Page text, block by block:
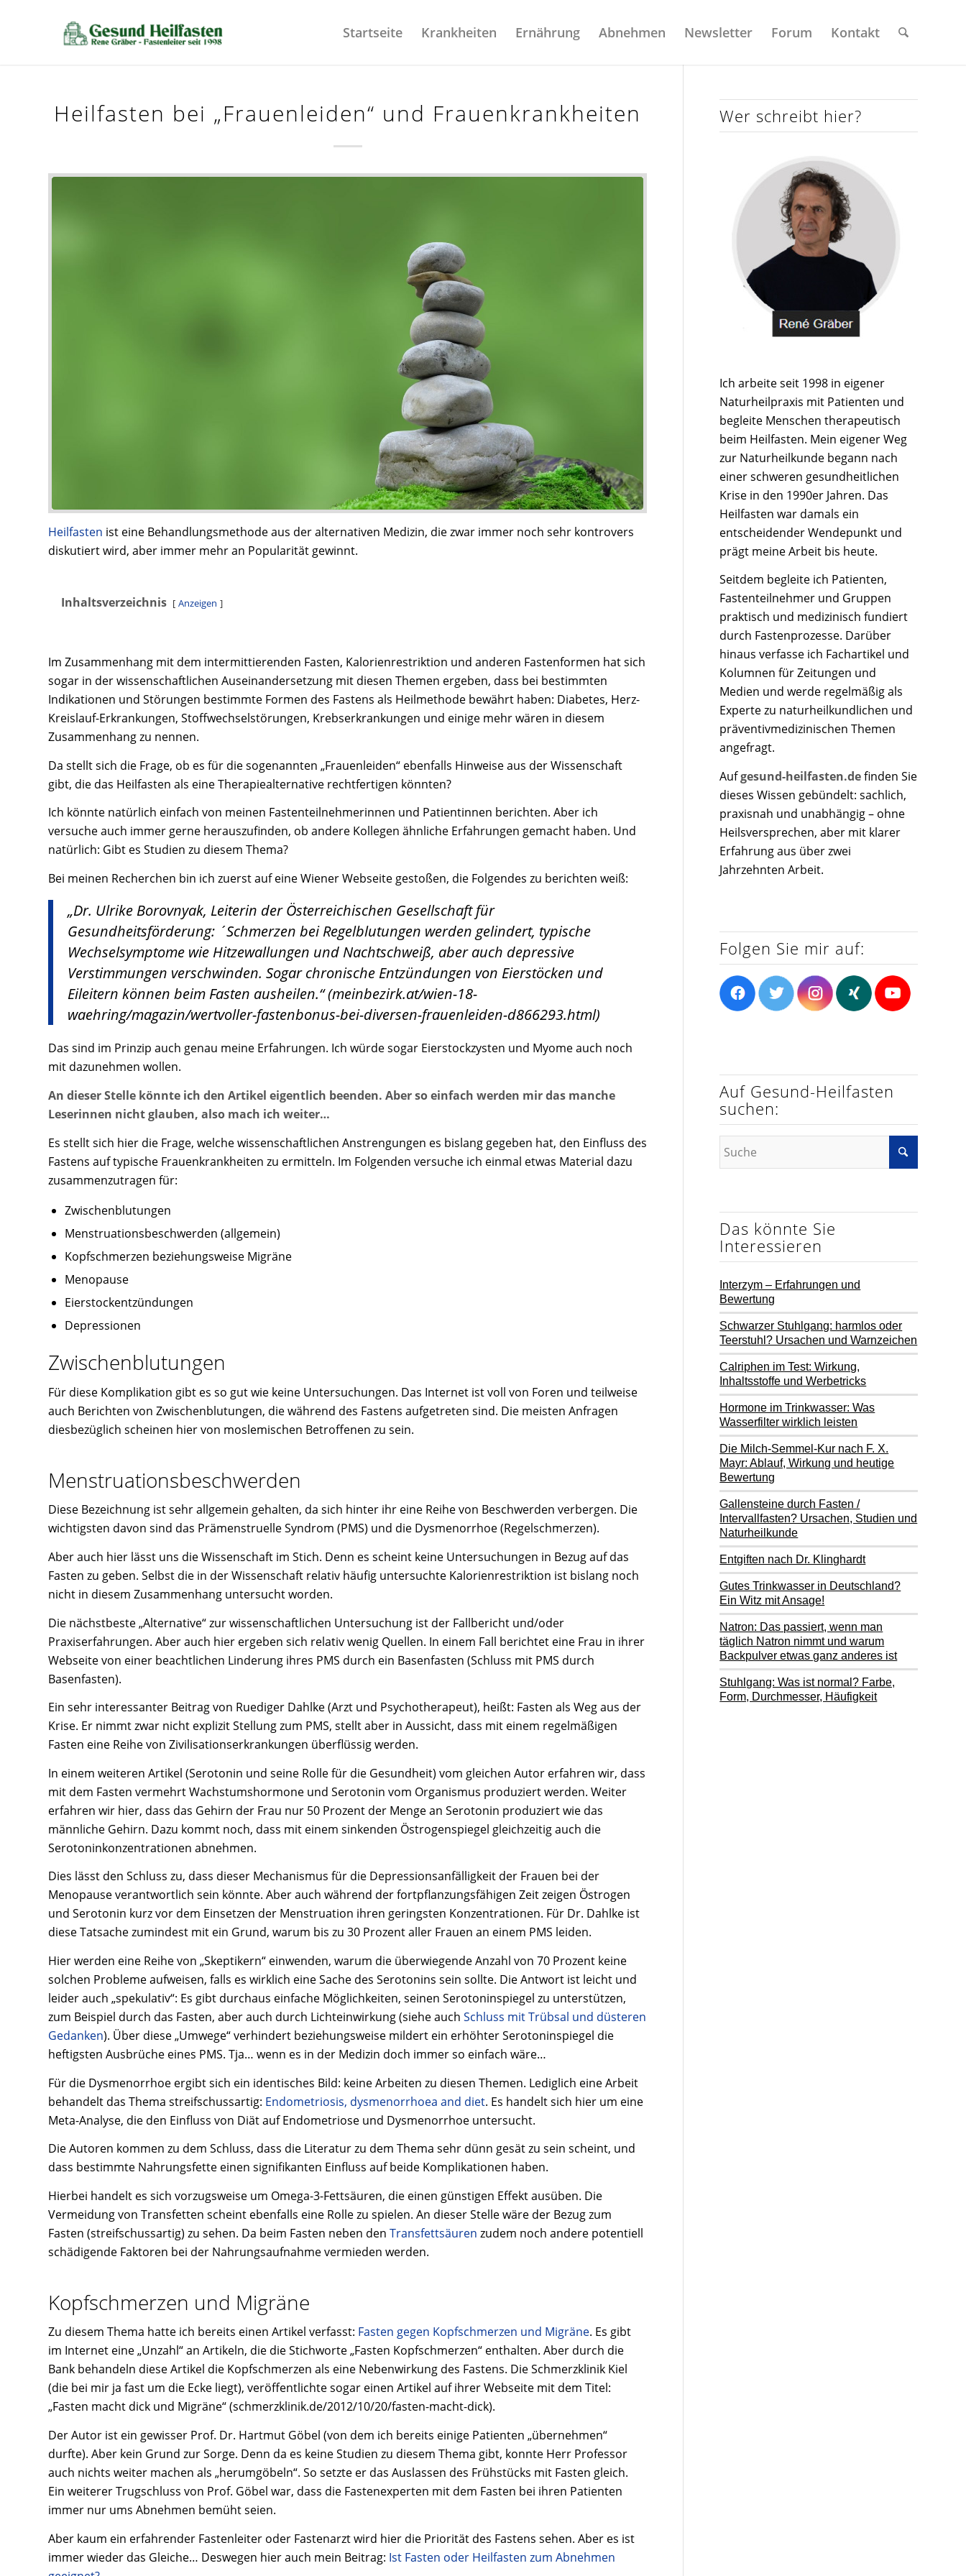
Startseite Krankheiten Ernährung Abnehmen Newsletter Forum Kontakt
Heilfasten bei „Frauenleiden“ und Frauenkrankheiten
Heilfasten ist eine Behandlungsmethode aus der alternativen Medizin, die zwar immer noch sehr kontrovers
diskutiert wird, aber immer mehr an Popularität gewinnt.
Inhaltsverzeichnis Anzeigen
Im Zusammenhang mit dem intermittierenden Fasten, Kalorienrestriktion und anderen Fastenformen hat sich
sogar in der wissenschaftlichen Auseinandersetzung mit diesen Themen ergeben, dass bei bestimmten
Indikationen und Störungen bestimmte Formen des Fastens als Heilmethode bewährt haben: Diabetes, Herz-
Kreislauf-Erkrankungen, Stoffwechselstörungen, Krebserkrankungen und einige mehr wären in diesem
Zusammenhang zu nennen.
Da stellt sich die Frage, ob es für die sogenannten „Frauenleiden“ ebenfalls Hinweise aus der Wissenschaft
gibt, die das Heilfasten als eine Therapiealternative rechtfertigen könnten?
Ich könnte natürlich einfach von meinen Fastenteilnehmerinnen und Patientinnen berichten. Aber ich
versuche auch immer gerne herauszufinden, ob andere Kollegen ähnliche Erfahrungen gemacht haben. Und
natürlich: Gibt es Studien zu diesem Thema?
Bei meinen Recherchen bin ich zuerst auf eine Wiener Webseite gestoßen, die Folgendes zu berichten weiß:
„Dr. Ulrike Borovnyak, Leiterin der Österreichischen Gesellschaft für
Gesundheitsförderung: ´Schmerzen bei Regelblutungen werden gelindert, typische
Wechselsymptome wie Hitzewallungen und Nachtschweiß, aber auch depressive
Verstimmungen verschwinden. Sogar chronische Entzündungen von Eierstöcken und
Eileitern können beim Fasten ausheilen.“ (meinbezirk.at/wien-18-
waehring/magazin/wertvoller-fastenbonus-bei-diversen-frauenleiden-d866293.html)
Das sind im Prinzip auch genau meine Erfahrungen. Ich würde sogar Eierstockzysten und Myome auch noch
mit dazunehmen wollen.
An dieser Stelle könnte ich den Artikel eigentlich beenden. Aber so einfach werden mir das manche
Leserinnen nicht glauben, also mach ich weiter…
Es stellt sich hier die Frage, welche wissenschaftlichen Anstrengungen es bislang gegeben hat, den Einfluss des
Fastens auf typische Frauenkrankheiten zu ermitteln. Im Folgenden versuche ich einmal etwas Material dazu
zusammenzutragen für:
Zwischenblutungen
Menstruationsbeschwerden (allgemein)
Kopfschmerzen beziehungsweise Migräne
Menopause
Eierstockentzündungen
Depressionen
Zwischenblutungen
Für diese Komplikation gibt es so gut wie keine Untersuchungen. Das Internet ist voll von Foren und teilweise
auch Berichten von Zwischenblutungen, die während des Fastens aufgetreten sind. Die meisten Anfragen
diesbezüglich scheinen hier von moslemischen Betroffenen zu sein.
Menstruationsbeschwerden
Diese Bezeichnung ist sehr allgemein gehalten, da sich hinter ihr eine Reihe von Beschwerden verbergen. Die
wichtigsten davon sind das Prämenstruelle Syndrom (PMS) und die Dysmenorrhoe (Regelschmerzen).
Aber auch hier lässt uns die Wissenschaft im Stich. Denn es scheint keine Untersuchungen in Bezug auf das
Fasten zu geben. Selbst die in der Wissenschaft relativ häufig untersuchte Kalorienrestriktion ist bislang noch
nicht in diesem Zusammenhang untersucht worden.
Die nächstbeste „Alternative“ zur wissenschaftlichen Untersuchung ist der Fallbericht und/oder
Praxiserfahrungen. Aber auch hier ergeben sich relativ wenig Quellen. In einem Fall berichtet eine Frau in ihrer
Webseite von einer beachtlichen Linderung ihres PMS durch ein Basenfasten (Schluss mit PMS durch
Basenfasten).
Ein sehr interessanter Beitrag von Ruediger Dahlke (Arzt und Psychotherapeut), heißt: Fasten als Weg aus der
Krise. Er nimmt zwar nicht explizit Stellung zum PMS, stellt aber in Aussicht, dass mit einem regelmäßigen
Fasten eine Reihe von Zivilisationserkrankungen überflüssig werden.
In einem weiteren Artikel (Serotonin und seine Rolle für die Gesundheit) vom gleichen Autor erfahren wir, dass
mit dem Fasten vermehrt Wachstumshormone und Serotonin vom Organismus produziert werden. Weiter
erfahren wir hier, dass das Gehirn der Frau nur 50 Prozent der Menge an Serotonin produziert wie das
männliche Gehirn. Dazu kommt noch, dass mit einem sinkenden Östrogenspiegel gleichzeitig auch die
Serotoninkonzentrationen abnehmen.
Dies lässt den Schluss zu, dass dieser Mechanismus für die Depressionsanfälligkeit der Frauen bei der
Menopause verantwortlich sein könnte. Aber auch während der fortpflanzungsfähigen Zeit zeigen Östrogen
und Serotonin kurz vor dem Einsetzen der Menstruation ihren geringsten Konzentrationen. Für Dr. Dahlke ist
diese Tatsache zumindest mit ein Grund, warum bis zu 30 Prozent aller Frauen an einem PMS leiden.
Hier werden eine Reihe von „Skeptikern“ einwenden, warum die überwiegende Anzahl von 70 Prozent keine
solchen Probleme aufweisen, falls es wirklich eine Sache des Serotonins sein sollte. Die Antwort ist leicht und
leider auch „spekulativ“: Es gibt durchaus einfache Möglichkeiten, seinen Serotoninspiegel zu unterstützen,
zum Beispiel durch das Fasten, aber auch durch Lichteinwirkung (siehe auch Schluss mit Trübsal und düsteren
Gedanken). Über diese „Umwege“ verhindert beziehungsweise mildert ein erhöhter Serotoninspiegel die
heftigsten Ausbrüche eines PMS. Tja… wenn es in der Medizin doch immer so einfach wäre…
Für die Dysmenorrhoe ergibt sich ein identisches Bild: keine Arbeiten zu diesen Themen. Lediglich eine Arbeit
behandelt das Thema streifschussartig: Endometriosis, dysmenorrhoea and diet. Es handelt sich hier um eine
Meta-Analyse, die den Einfluss von Diät auf Endometriose und Dysmenorrhoe untersucht.
Die Autoren kommen zu dem Schluss, dass die Literatur zu dem Thema sehr dünn gesät zu sein scheint, und
dass bestimmte Nahrungsfette einen signifikanten Einfluss auf beide Komplikationen haben.
Hierbei handelt es sich vorzugsweise um Omega-3-Fettsäuren, die einen günstigen Effekt ausüben. Die
Vermeidung von Transfetten scheint ebenfalls eine Rolle zu spielen. An dieser Stelle wäre der Bezug zum
Fasten (streifschussartig) zu sehen. Da beim Fasten neben den Transfettsäuren zudem noch andere potentiell
schädigende Faktoren bei der Nahrungsaufnahme vermieden werden.
Kopfschmerzen und Migräne
Zu diesem Thema hatte ich bereits einen Artikel verfasst: Fasten gegen Kopfschmerzen und Migräne. Es gibt
im Internet eine „Unzahl“ an Artikeln, die die Stichworte „Fasten Kopfschmerzen“ enthalten. Aber durch die
Bank behandeln diese Artikel die Kopfschmerzen als eine Nebenwirkung des Fastens. Die Schmerzklinik Kiel
(die bei mir ja fast um die Ecke liegt), veröffentlichte sogar einen Artikel auf ihrer Webseite mit dem Titel:
„Fasten macht dick und Migräne“ (schmerzklinik.de/2012/10/20/fasten-macht-dick).
Der Autor ist ein gewisser Prof. Dr. Hartmut Göbel (von dem ich bereits einige Patienten „übernehmen“
durfte). Aber kein Grund zur Sorge. Denn da es keine Studien zu diesem Thema gibt, konnte Herr Professor
auch nichts weiter machen als „herumgöbeln“. So setzte er das Auslassen des Frühstücks mit Fasten gleich.
Ein weiterer Trugschluss von Prof. Göbel war, dass die Fastenexperten mit dem Fasten bei ihren Patienten
immer nur ums Abnehmen bemüht seien.
Aber kaum ein erfahrender Fastenleiter oder Fastenarzt wird hier die Priorität des Fastens sehen. Aber es ist
immer wieder das Gleiche… Deswegen hier auch mein Beitrag: Ist Fasten oder Heilfasten zum Abnehmen
Wer schreibt hier?
Ich arbeite seit 1998 in eigener
Naturheilpraxis mit Patienten und
begleite Menschen therapeutisch
beim Heilfasten. Mein eigener Weg
zur Naturheilkunde begann nach
einer schweren gesundheitlichen
Krise in den 1990er Jahren. Das
Heilfasten war damals ein
entscheidender Wendepunkt und
prägt meine Arbeit bis heute.
Seitdem begleite ich Patienten,
Fastenteilnehmer und Gruppen
praktisch und medizinisch fundiert
durch Fastenprozesse. Darüber
hinaus verfasse ich Fachartikel und
Kolumnen für Zeitungen und
Medien und werde regelmäßig als
Experte zu naturheilkundlichen und
präventivmedizinischen Themen
angefragt.
Aufgesund-heilfasten.definden Sie
dieses Wissen gebündelt: sachlich,
praxisnah und unabhängig – ohne
Heilsversprechen, aber mit klarer
Erfahrung aus über zwei
Jahrzehnten Arbeit.
Folgen Sie mir auf:
Auf Gesund-Heilfasten
suchen:
Das könnte Sie
Interessieren
Interzym – Erfahrungen und
Bewertung
Schwarzer Stuhlgang: harmlos oder
Teerstuhl? Ursachen und Warnzeichen
Calriphen im Test: Wirkung,
Inhaltsstoffe und Werbetricks
Hormone im Trinkwasser: Was
Wasserfilter wirklich leisten
Die Milch-Semmel-Kur nach F. X.
Mayr: Ablauf, Wirkung und heutige
Bewertung
Gallensteine durch Fasten /
Intervallfasten? Ursachen, Studien und
Naturheilkunde
Entgiften nach Dr. Klinghardt
Gutes Trinkwasser in Deutschland?
Ein Witz mit Ansage!
Natron: Das passiert, wenn man
täglich Natron nimmt und warum
Backpulver etwas ganz anderes ist
Stuhlgang: Was ist normal? Farbe,
Form, Durchmesser, Häufigkeit